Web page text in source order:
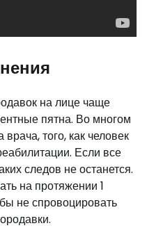
на лице чаще
пятна. Во многом
того, как человек
Если все
следов не останется.
на протяжении 1
не спровоцировать